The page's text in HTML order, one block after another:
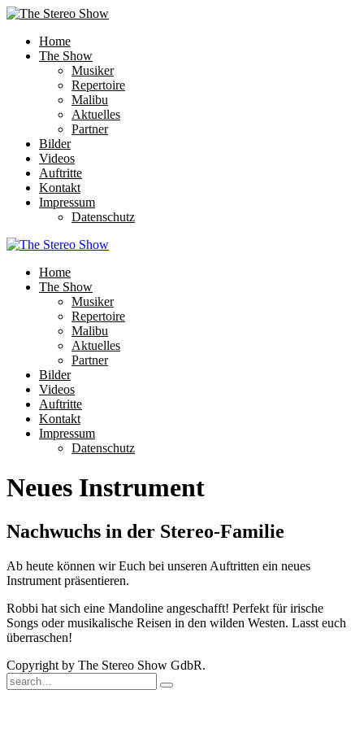
Home
The Show
Musiker
Repertoire
Malibu
Aktuelles
Partner
Bilder
Videos
Auftritte
Kontakt
Impressum
Datenschutz
Home
The Show
Musiker
Repertoire
Malibu
Aktuelles
Partner
Bilder
Videos
Auftritte
Kontakt
Impressum
Datenschutz
Neues Instrument
Nachwuchs in der Stereo-Familie
Ab heute können wir Euch bei unseren Auftritten ein neues
Instrument präsentieren.
Robbi hat sich eine Mandoline angeschafft! Perfekt für irische
Songs oder musikalische Reisen in den wilden Westen. Lasst euch
überraschen!
Copyright by The Stereo Show GdbR.